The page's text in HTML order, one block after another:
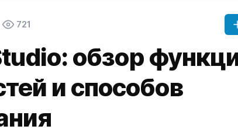
721
обзор
и способов